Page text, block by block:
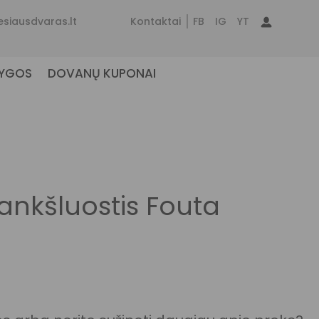
Kontaktai FB IG YT
DOVANŲ KUPONAI
Fouta